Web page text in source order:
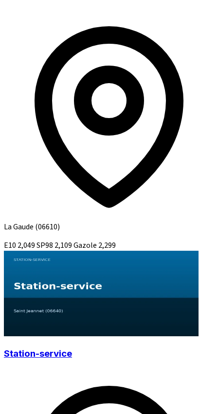
La Gaude (06610)
E10 2,049SP98 2,109Gazole 2,299
Station-service